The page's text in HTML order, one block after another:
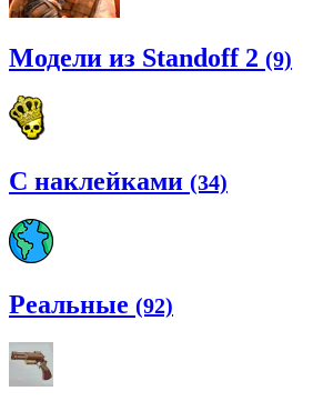
Модели из Standoff 2 (9)
С наклейками (34)
Реальные (92)